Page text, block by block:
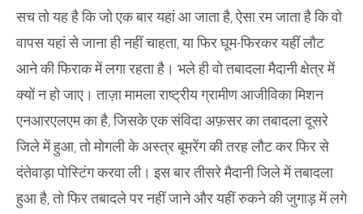
सच तो यह है कि जो एक बार यहां आ जाता है, ऐसा रम जाता है कि वो
वापस यहां से जाना ही नहीं चाहता, या फिर घूम-फिरकर यहीं लौट
आने की फिराक में लगा रहता है। भले ही वो तबादला मैदानी क्षेत्र में
क्यों न हो जाए। ताज़ा मामला राष्ट्रीय ग्रामीण आजीविका मिशन
एनआरएलएम का है, जिसके एक संविदा अफ़सर का तबादला दूसरे
जिले में हुआ, तो मोगली के अस्त्र बूमरेंग की तरह लौट कर फिर से
दंतेवाड़ा पोस्टिंग करवा ली। इस बार तीसरे मैदानी जिले में तबादला
हुआ है, तो फिर तबादले पर नहीं जाने और यहीं रुकने की जुगाड़ में लगे